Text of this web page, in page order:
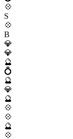
💠
S
💠
B
💎
💎
🔮
💍
🔮
💎
🔮
💠
💠
🔮
💠